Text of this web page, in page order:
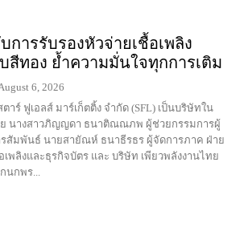
การรับรองหัวจ่ายเชื้อเพลิง
สีทอง ย้ำความมั่นใจทุกการเติม
6, 2026
าร์ ฟูเอลส์ มาร์เก็ตติ้ง จำกัด (SFL) เป็นบริษัทใน
ดย นางสาวภิญญดา ธนาติณณภพ ผู้ช่วยกรรมการผู้
สัมพันธ์ นายสายัณห์ ธนาธีรธร ผู้จัดการภาค ฝ่าย
พลิงและธุรกิจบัตร และ บริษัท เพียวพลังงานไทย
นกพร...